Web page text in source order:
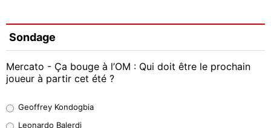
Sondage
Mercato - Ça bouge à l’OM : Qui doit être le prochain
joueur à partir cet été ?
38%
Geoffrey Kondogbia
Leonardo Balerdi